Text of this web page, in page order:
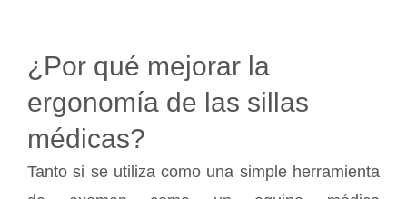
¿Por qué mejorar la
ergonomía de las sillas
médicas?
Tanto si se utiliza como una simple herramienta